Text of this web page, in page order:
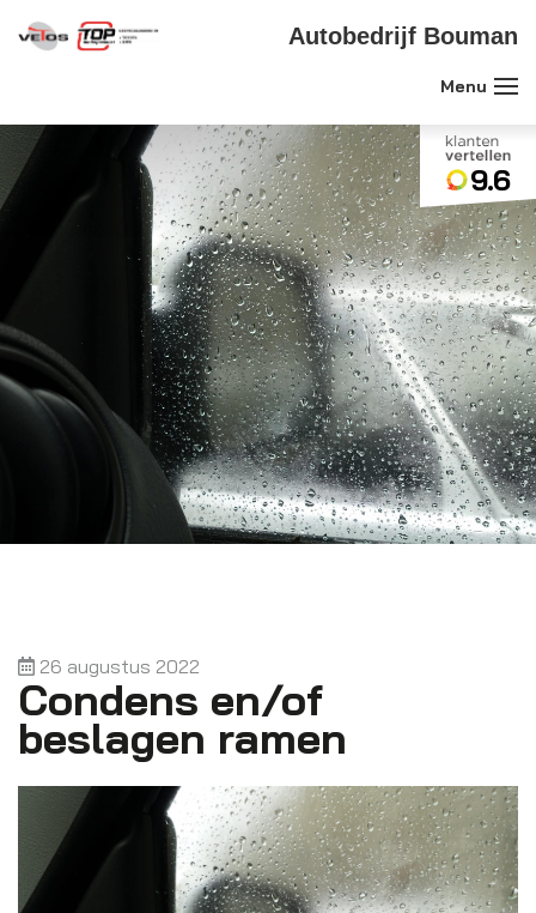
Autobedrijf Bouman
9.6
26 augustus 2022
Condens en/of
beslagen ramen